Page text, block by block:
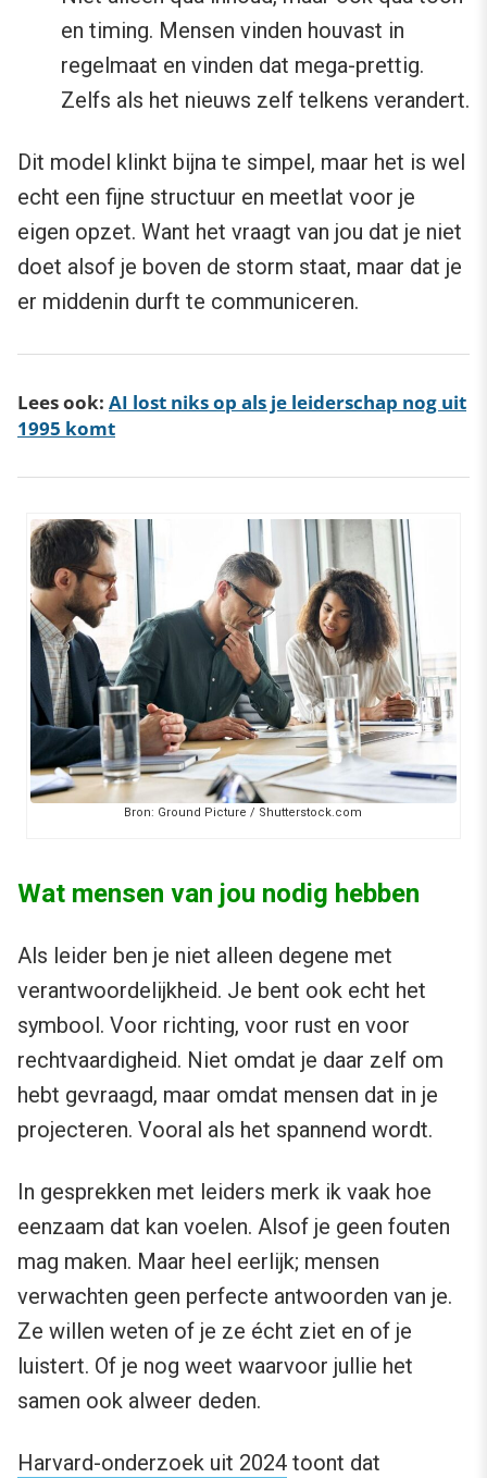
en timing. Mensen vinden houvast in
regelmaat en vinden dat mega-prettig.
Zelfs als het nieuws zelf telkens verandert.
Dit model klinkt bijna te simpel, maar het is wel
echt een fijne structuur en meetlat voor je
eigen opzet. Want het vraagt van jou dat je niet
doet alsof je boven de storm staat, maar dat je
er middenin durft te communiceren.
Lees ook: AI lost niks op als je leiderschap nog uit
1995 komt
Bron: Ground Picture / Shutterstock.com
Wat mensen van jou nodig hebben
Als leider ben je niet alleen degene met
verantwoordelijkheid. Je bent ook echt het
symbool. Voor richting, voor rust en voor
rechtvaardigheid. Niet omdat je daar zelf om
hebt gevraagd, maar omdat mensen dat in je
projecteren. Vooral als het spannend wordt.
In gesprekken met leiders merk ik vaak hoe
eenzaam dat kan voelen. Alsof je geen fouten
mag maken. Maar heel eerlijk; mensen
verwachten geen perfecte antwoorden van je.
Ze willen weten of je ze écht ziet en of je
luistert. Of je nog weet waarvoor jullie het
samen ook alweer deden.
Harvard-onderzoek uit 2024 toont dat